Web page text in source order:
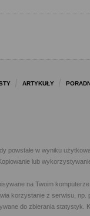
ARTYKUŁY
powstałe w wyniku
lub
na Twoim
korzystanie z serwisu,
do zbierania statystyk.